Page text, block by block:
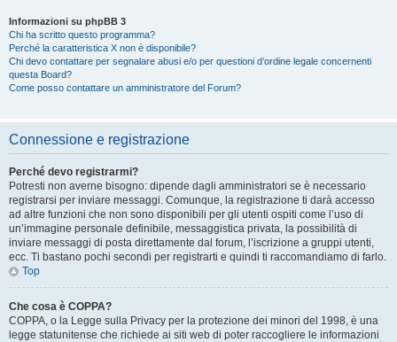
Informazioni su phpBB 3
Chi ha scritto questo programma?
Perché la caratteristica X non è disponibile?
Chi devo contattare per segnalare abusi e/o per questioni d’ordine legale concernenti
questa Board?
Come posso contattare un amministratore del Forum?
Connessione e registrazione
Perché devo registrarmi?
Potresti non averne bisogno: dipende dagli amministratori se è necessario
registrarsi per inviare messaggi. Comunque, la registrazione ti darà accesso
ad altre funzioni che non sono disponibili per gli utenti ospiti come l’uso di
un’immagine personale definibile, messaggistica privata, la possibilità di
inviare messaggi di posta direttamente dal forum, l’iscrizione a gruppi utenti,
ecc. Ti bastano pochi secondi per registrarti e quindi ti raccomandiamo di farlo.
Top
Che cosa è COPPA?
COPPA, o la Legge sulla Privacy per la protezione dei minori del 1998, è una
legge statunitense che richiede ai siti web di poter raccogliere le informazioni